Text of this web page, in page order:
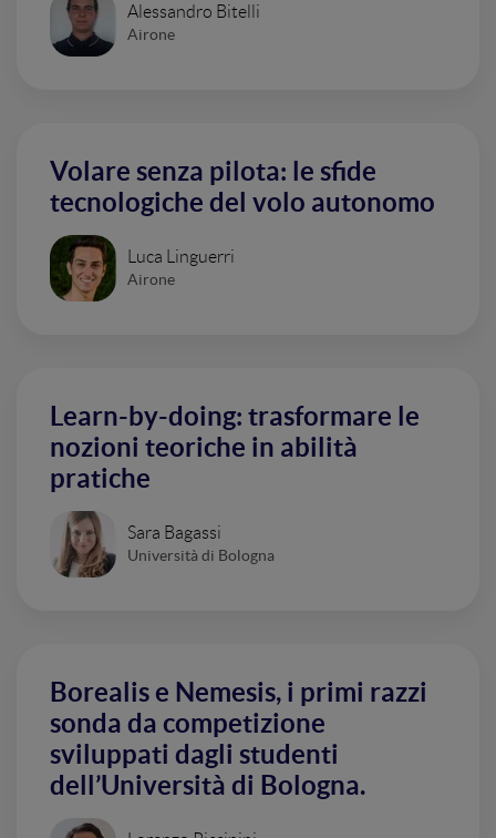
Alessandro Bitelli
Airone
Volare senza pilota: le sfide
tecnologiche del volo autonomo
Luca Linguerri
Airone
Learn-by-doing: trasformare le
nozioni teoriche in abilità
pratiche
Sara Bagassi
Università di Bologna
Borealis e Nemesis, i primi razzi
sonda da competizione
sviluppati dagli studenti
dell’Università di Bologna.